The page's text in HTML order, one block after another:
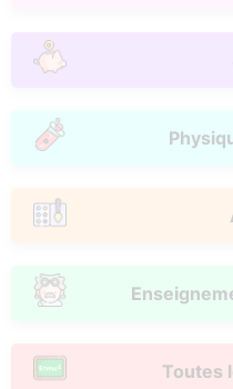
Toutes